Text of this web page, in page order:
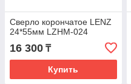
Сверло корончатое LENZ
24*55мм LZHM-024
16 300 ₸
Купить